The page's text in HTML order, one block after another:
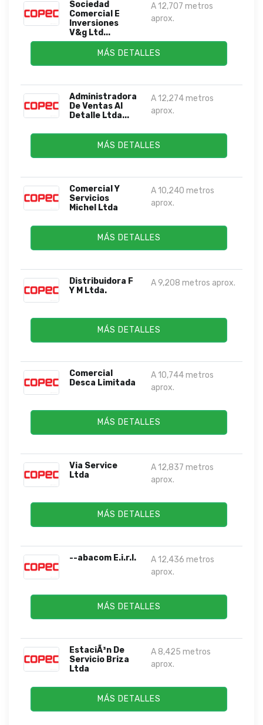
Sociedad
Comercial E
Inversiones
V&g Ltd...
A 12,707 metros
aprox.
MÁS DETALLES
Administradora
De Ventas Al
Detalle Ltda...
A 12,274 metros
aprox.
MÁS DETALLES
Comercial Y
Servicios
Michel Ltda
A 10,240 metros
aprox.
MÁS DETALLES
Distribuidora F
Y M Ltda.
A 9,208 metros aprox.
MÁS DETALLES
Comercial
Desca Limitada
A 10,744 metros
aprox.
MÁS DETALLES
Via Service
Ltda
A 12,837 metros
aprox.
MÁS DETALLES
--abacom E.i.r.l.
A 12,436 metros
aprox.
MÁS DETALLES
EstaciÃ³n De
Servicio Briza
Ltda
A 8,425 metros
aprox.
MÁS DETALLES